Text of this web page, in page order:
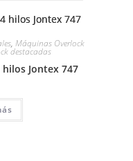
, Máquinas Overlock
destacadas
Jontex 747